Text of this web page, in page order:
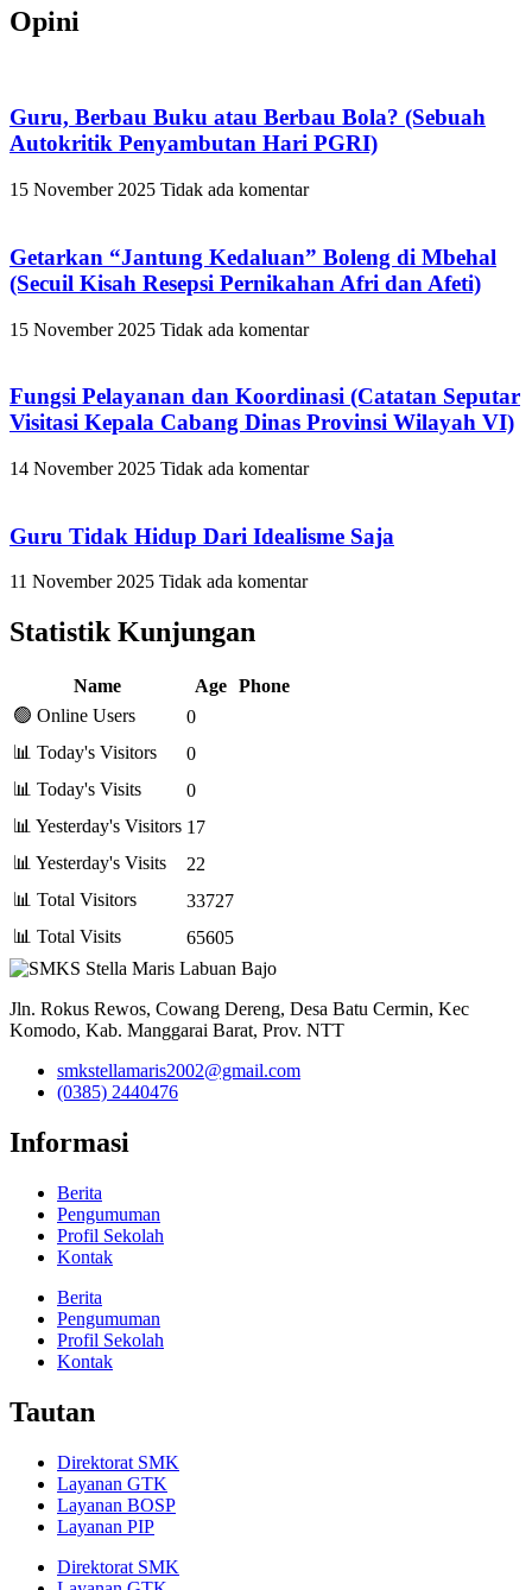
Opini
Guru, Berbau Buku atau Berbau Bola? (Sebuah
Autokritik Penyambutan Hari PGRI)
15 November 2025 Tidak ada komentar
Getarkan “Jantung Kedaluan” Boleng di Mbehal
(Secuil Kisah Resepsi Pernikahan Afri dan Afeti)
15 November 2025 Tidak ada komentar
Fungsi Pelayanan dan Koordinasi (Catatan Seputar
Visitasi Kepala Cabang Dinas Provinsi Wilayah VI)
14 November 2025 Tidak ada komentar
Guru Tidak Hidup Dari Idealisme Saja
11 November 2025 Tidak ada komentar
Statistik Kunjungan
Name Age
Phone
🟢 Online Users
0
📊 Today's Visitors
0
📊 Today's Visits
0
📊 Yesterday's Visitors 17
📊 Yesterday's Visits
22
📊 Total Visitors
33727
📊 Total Visits
65605
Jln. Rokus Rewos, Cowang Dereng, Desa Batu Cermin, Kec
Komodo, Kab. Manggarai Barat, Prov. NTT
smkstellamaris2002@gmail.com
(0385) 2440476
Informasi
Berita
Pengumuman
Profil Sekolah
Kontak
Berita
Pengumuman
Profil Sekolah
Kontak
Tautan
Direktorat SMK
Layanan GTK
Layanan BOSP
Layanan PIP
Direktorat SMK